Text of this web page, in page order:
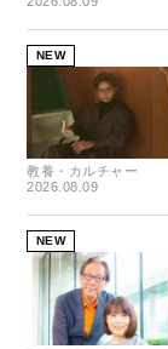
NEW
教養・カルチャー
2026.08.09
NEW